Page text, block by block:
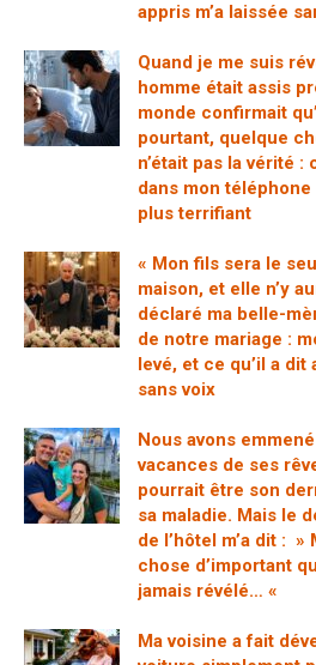
appris m’a laissée
Quand je me suis
homme était assis
monde confirmait
pourtant, quelque
n’était pas la vérité :
dans mon
plus terrifiant
« Mon fils sera le
maison, et elle n’y
déclaré ma belle-
de notre mariage :
levé, et ce qu’il a
sans voix
Nous avons
vacances de ses
pourrait être son
sa maladie. Mais le
de l’hôtel m’a dit : »
chose d’important
jamais révélé… «
Ma voisine a fait